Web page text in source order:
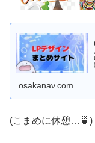
osakanav.com
(こまめに休憩…🍵)